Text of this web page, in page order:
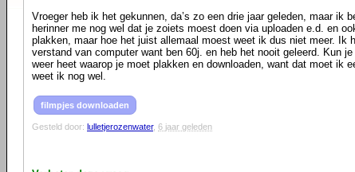
Vroeger heb ik het gekunnen, da’s zo een drie jaar geleden, maar ik
herinner me nog wel dat je zoiets moest doen via uploaden e.d. en
plakken, maar hoe het juist allemaal moest weet ik dus niet meer. Ik
verstand van computer want ben 60j. en heb het nooit geleerd. Kun je
weer heet waarop je moet plakken en downloaden, want dat moet ik
weet ik nog wel.
filmpjes downloaden
Gesteld door: lulletjerozenwater, 6 jaar geleden